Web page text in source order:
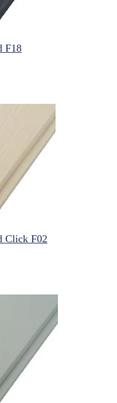
F18
Click F02